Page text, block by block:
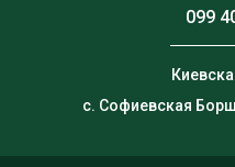
099
с. Софиевская